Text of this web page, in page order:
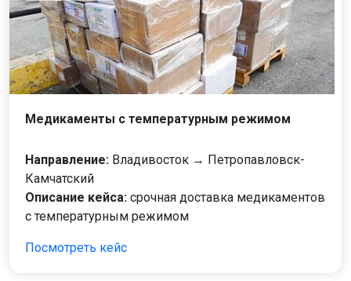
Медикаменты с температурным режимом
Направление: Владивосток → Петропавловск-
Камчатский
Описание кейса: срочная доставка медикаментов
с температурным режимом
Посмотреть кейс